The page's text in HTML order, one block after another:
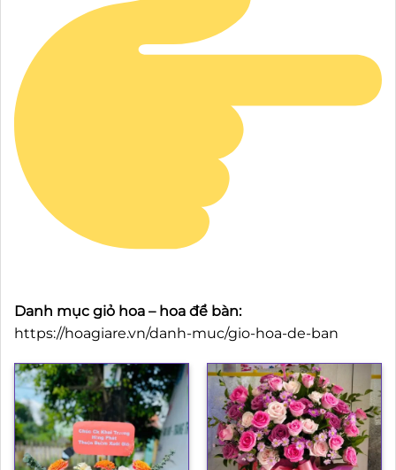
Danh mục giỏ hoa – hoa để bàn:
https://hoagiare.vn/danh-muc/gio-hoa-de-ban